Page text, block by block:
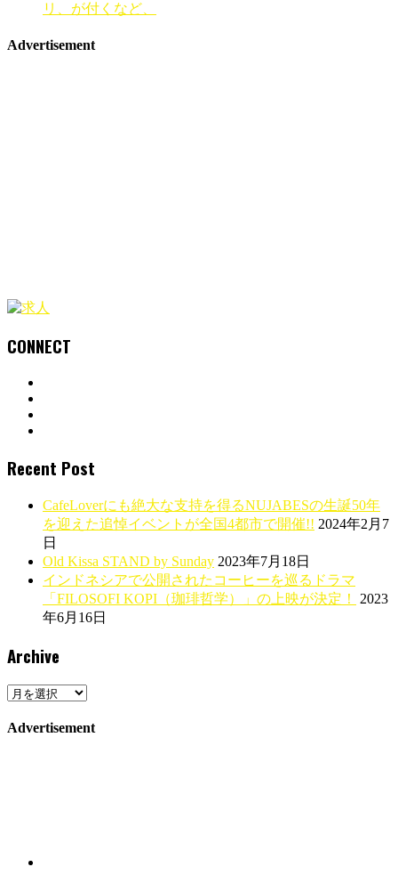
リ、が付くなど、
Advertisement
CONNECT
Recent Post
CafeLoverにも絶大な支持を得るNUJABESの生誕50年
を迎えた追悼イベントが全国4都市で開催!! 2024年2月7
日
Old Kissa STAND by Sunday 2023年7月18日
インドネシアで公開されたコーヒーを巡るドラマ
「FILOSOFI KOPI（珈琲哲学）」の上映が決定！
2023
年6月16日
Archive
Archive
Advertisement